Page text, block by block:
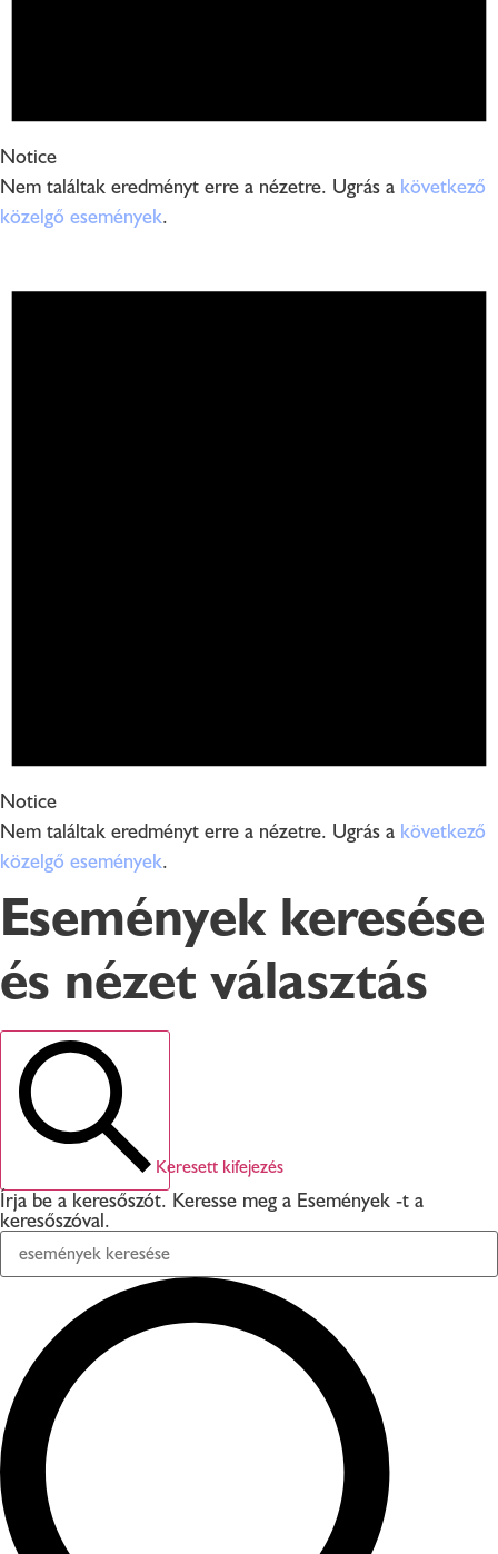
Notice
Nem találtak eredményt erre a nézetre. Ugrás a következő
közelgő események.
Notice
Nem találtak eredményt erre a nézetre. Ugrás a következő
közelgő események.
Események keresése
és nézet választás
Keresett kifejezés
Írja be a keresőszót. Keresse meg a Események -t a
keresőszóval.